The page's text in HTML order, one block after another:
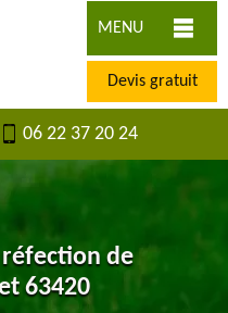
MENU
Devis gratuit
06 22 37 20 24
de
63420